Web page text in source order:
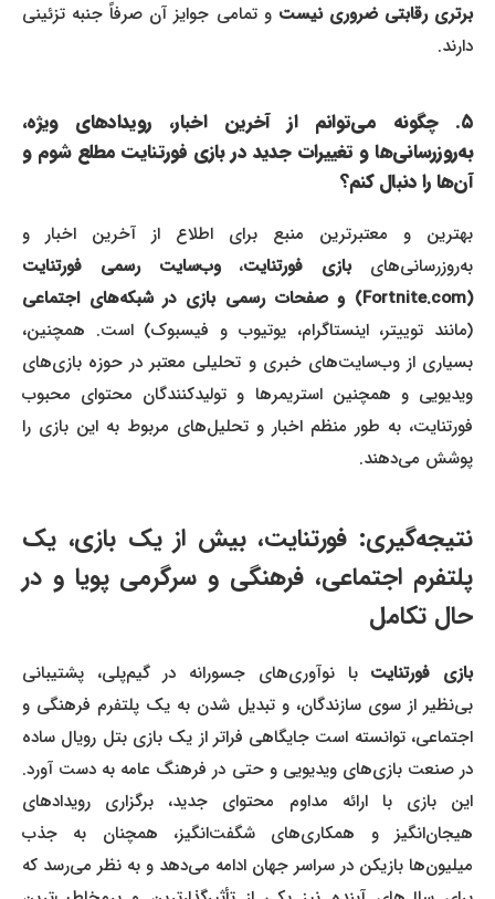
برتری رقابتی ضروری نیستو تمامی جوایز آن صرفاً جنبه تزئینی
دارند.
۵. چگونه می‌توانم از آخرین اخبار، رویدادهای ویژه،
به‌روزرسانی‌ها و تغییرات جدید در بازی فورتنایت مطلع شوم و
آن‌ها را دنبال کنم؟
بهترین و معتبرترین منبع برای اطلاع از آخرین اخبار و
به‌روزرسانی‌هایبازی فورتنایت،وب‌سایت رسمی فورتنایت
(مانند توییتر، اینستاگرام، یوتیوب و فیسبوک) است. همچنین،
بسیاری از وب‌سایت‌های خبری و تحلیلی معتبر در حوزه بازی‌های
ویدیویی و همچنین استریمرها و تولیدکنندگان محتوای محبوب
فورتنایت، به طور منظم اخبار و تحلیل‌های مربوط به این بازی را
پوشش می‌دهند.
نتیجه‌گیری: فورتنایت، بیش از یک بازی، یک
پلتفرم اجتماعی، فرهنگی و سرگرمی پویا و در
حال تکامل
بازی فورتنایتبا نوآوری‌های جسورانه در گیم‌پلی، پشتیبانی
بی‌نظیر از سوی سازندگان، و تبدیل شدن به یک پلتفرم فرهنگی و
اجتماعی، توانسته است جایگاهی فراتر از یک بازی بتل رویال ساده
در صنعت بازی‌های ویدیویی و حتی در فرهنگ عامه به دست آورد.
این بازی با ارائه مداوم محتوای جدید، برگزاری رویدادهای
هیجان‌انگیز و همکاری‌های شگفت‌انگیز، همچنان به جذب
میلیون‌ها بازیکن در سراسر جهان ادامه می‌دهد و به نظر می‌رسد که